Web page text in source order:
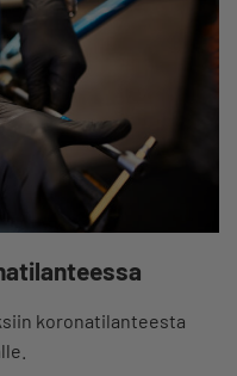
koronatilanteesta